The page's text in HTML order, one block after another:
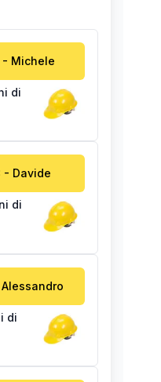
- Michele
di
- Davide
di
Alessandro
di